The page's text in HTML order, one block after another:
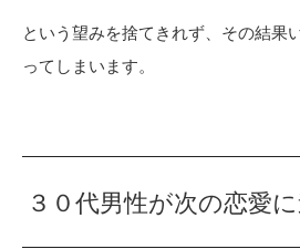
という望みを捨てきれず、その結果
ってしまいます。
３０代男性が次の恋愛